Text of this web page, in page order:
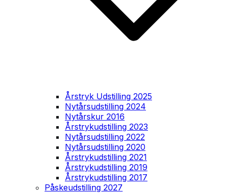
Årstryk Udstilling 2025
Nytårsudstilling 2024
Nytårskur 2016
Årstrykudstilling 2023
Nytårsudstilling 2022
Nytårsudstilling 2020
Årstrykudstilling 2021
Årstrykudstilling 2019
Årstrykudstilling 2017
Påskeudstilling 2027